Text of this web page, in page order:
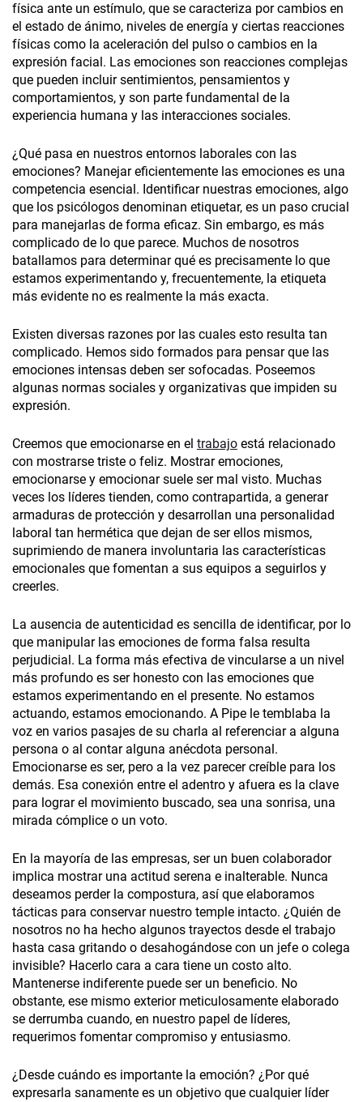
física ante un estímulo, que se caracteriza por cambios en
el estado de ánimo, niveles de energía y ciertas reacciones
físicas como la aceleración del pulso o cambios en la
expresión facial. Las emociones son reacciones complejas
que pueden incluir sentimientos, pensamientos y
comportamientos, y son parte fundamental de la
experiencia humana y las interacciones sociales.
¿Qué pasa en nuestros entornos laborales con las
emociones? Manejar eficientemente las emociones es una
competencia esencial. Identificar nuestras emociones, algo
que los psicólogos denominan etiquetar, es un paso crucial
para manejarlas de forma eficaz. Sin embargo, es más
complicado de lo que parece. Muchos de nosotros
batallamos para determinar qué es precisamente lo que
estamos experimentando y, frecuentemente, la etiqueta
más evidente no es realmente la más exacta.
Existen diversas razones por las cuales esto resulta tan
complicado. Hemos sido formados para pensar que las
emociones intensas deben ser sofocadas. Poseemos
algunas normas sociales y organizativas que impiden su
expresión.
Creemos que emocionarse en el trabajo está relacionado
con mostrarse triste o feliz. Mostrar emociones,
emocionarse y emocionar suele ser mal visto. Muchas
veces los líderes tienden, como contrapartida, a generar
armaduras de protección y desarrollan una personalidad
laboral tan hermética que dejan de ser ellos mismos,
suprimiendo de manera involuntaria las características
emocionales que fomentan a sus equipos a seguirlos y
creerles.
La ausencia de autenticidad es sencilla de identificar, por lo
que manipular las emociones de forma falsa resulta
perjudicial. La forma más efectiva de vincularse a un nivel
más profundo es ser honesto con las emociones que
estamos experimentando en el presente. No estamos
actuando, estamos emocionando. A Pipe le temblaba la
voz en varios pasajes de su charla al referenciar a alguna
persona o al contar alguna anécdota personal.
Emocionarse es ser, pero a la vez parecer creíble para los
demás. Esa conexión entre el adentro y afuera es la clave
para lograr el movimiento buscado, sea una sonrisa, una
mirada cómplice o un voto.
En la mayoría de las empresas, ser un buen colaborador
implica mostrar una actitud serena e inalterable. Nunca
deseamos perder la compostura, así que elaboramos
tácticas para conservar nuestro temple intacto. ¿Quién de
nosotros no ha hecho algunos trayectos desde el trabajo
hasta casa gritando o desahogándose con un jefe o colega
invisible? Hacerlo cara a cara tiene un costo alto.
Mantenerse indiferente puede ser un beneficio. No
obstante, ese mismo exterior meticulosamente elaborado
se derrumba cuando, en nuestro papel de líderes,
requerimos fomentar compromiso y entusiasmo.
¿Desde cuándo es importante la emoción? ¿Por qué
expresarla sanamente es un objetivo que cualquier líder